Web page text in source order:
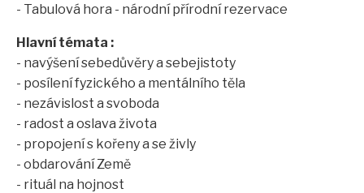
- Tabulová hora - národní přírodní rezervace
Hlavní témata :
- navýšení sebedůvěry a sebejistoty
- posílení fyzického a mentálního těla
- nezávislost a svoboda
- radost a oslava života
- propojení s kořeny a se živly
- obdarování Země
- rituál na hojnost